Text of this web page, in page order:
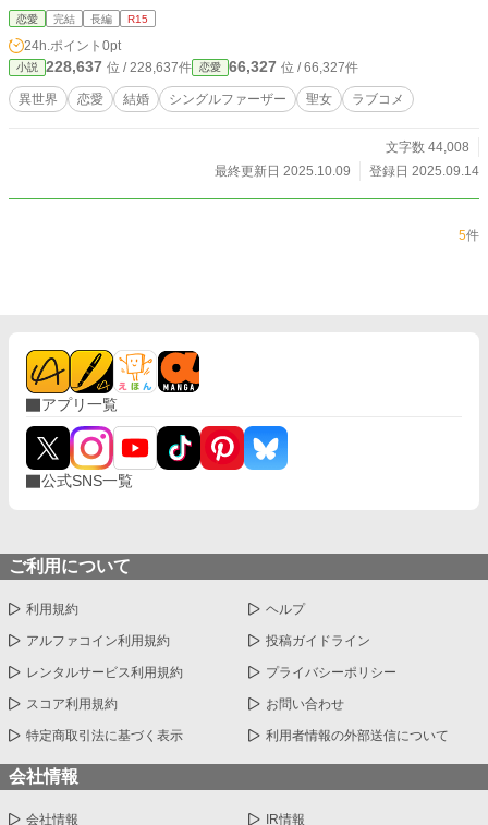
者もいなかった。そんな出生不明のリオネルだが、レオナードの事を父と尊敬
し、彼に近付く令嬢は片っ端から潰していくほどのファザコンに育っていた。
ある日、街で攫われそうになったリオネルをシャルルが助けると、リオネルのシ
ャルルを見る目が変わっていき、レオナードとの距離も縮まり始めた。 そんな
折、リオネルの母だと言う者が現れ、波乱の予感が……
恋愛 完結 長編 R15
24h.ポイント 0pt
小説 228,637 位 / 228,637件 恋愛 66,327 位 / 66,327件
異世界 恋愛 結婚 シングルファーザー 聖女 ラブコメ
文字数 44,008
最終更新日 2025.10.09
登録日 2025.09.14
5件
アプリ一覧
公式SNS一覧
ご利用について
利用規約 ヘルプ
アルファコイン利用規約 投稿ガイドライン
レンタルサービス利用規約 プライバシーポリシー
スコア利用規約 お問い合わせ
特定商取引法に基づく表示 利用者情報の外部送信について
会社情報
会社情報 IR情報